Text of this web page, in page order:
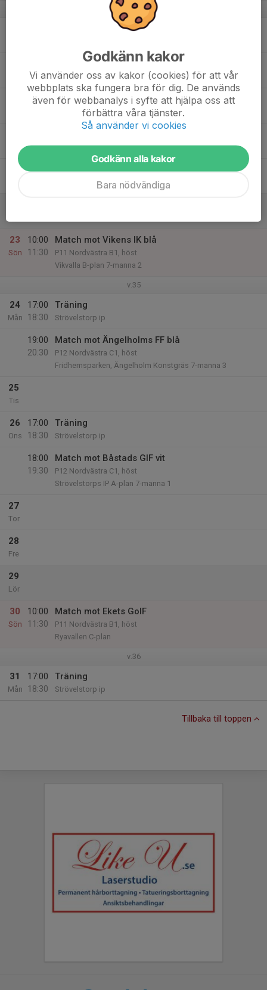
v.34
17:00
Träning
Strövelstorp ip
23
Sön
10:00
11:30
Match mot Vikens IK blå
P11 Nordvästra B1, höst
Vikvalla B-plan 7-manna 2
v.35
24
Mån
17:00
18:30
Träning
Strövelstorp ip
19:00
20:30
Match mot Ängelholms FF blå
P12 Nordvästra C1, höst
Fridhemsparken, Ängelholm Konstgräs 7-manna 3
25
Tis
26
Ons
17:00
18:30
Träning
Strövelstorp ip
18:00
19:30
Match mot Båstads GIF vit
P12 Nordvästra C1, höst
Strövelstorps IP A-plan 7-manna 1
27
Tor
28
Fre
29
Lör
30
Sön
10:00
11:30
Match mot Ekets GoIF
P11 Nordvästra B1, höst
Ryavallen C-plan
v.36
31
Mån
17:00
18:30
Träning
Strövelstorp ip
Tillbaka till toppen
Godkänn kakor
Vi använder oss av kakor (cookies) för att vår
webbplats ska fungera bra för dig. De används
även för webbanalys i syfte att hjälpa oss att
förbättra våra tjänster.
Så använder vi cookies
Godkänn alla kakor
Bara nödvändiga